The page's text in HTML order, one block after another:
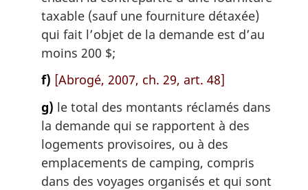
taxable (sauf une fourniture détaxée)
qui fait l’objet de la demande est d’au
moins 200 $;
f) [Abrogé, 2007, ch. 29, art. 48]
g) le total des montants réclamés dans
la demande qui se rapportent à des
logements provisoires, ou à des
emplacements de camping, compris
dans des voyages organisés et qui sont